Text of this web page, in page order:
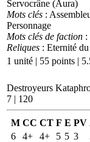
Servocrâne (Aura)
Mots clés :
Personnage
Mots clés de faction :
Reliques : Eternité
1 unité | 55 points |
Destroyeurs
7 | 120
M CC CT F E PV
6
4+ 4+ 5 5 3